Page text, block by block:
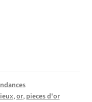
,or, pieces d'or